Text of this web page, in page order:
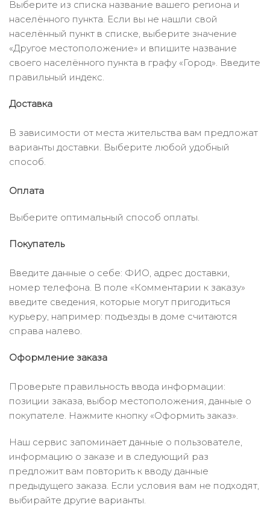
Выберите из списка название вашего региона и
населённого пункта. Если вы не нашли свой
населённый пункт в списке, выберите значение
«Другое местоположение» и впишите название
своего населённого пункта в графу «Город». Введите
правильный индекс.
Доставка
В зависимости от места жительства вам предложат
варианты доставки. Выберите любой удобный
способ.
Оплата
Выберите оптимальный способ оплаты.
Покупатель
Введите данные о себе: ФИО, адрес доставки,
номер телефона. В поле «Комментарии к заказу»
введите сведения, которые могут пригодиться
курьеру, например: подъезды в доме считаются
справа налево.
Оформление заказа
Проверьте правильность ввода информации:
позиции заказа, выбор местоположения, данные о
покупателе. Нажмите кнопку «Оформить заказ».
Наш сервис запоминает данные о пользователе,
информацию о заказе и в следующий раз
предложит вам повторить к вводу данные
предыдущего заказа. Если условия вам не подходят,
выбирайте другие варианты.